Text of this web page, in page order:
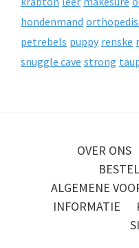
hondenmand
petrebels puppy renske
snuggle cave strong
OVER ONS
ALGEMENE
INFORMATIE